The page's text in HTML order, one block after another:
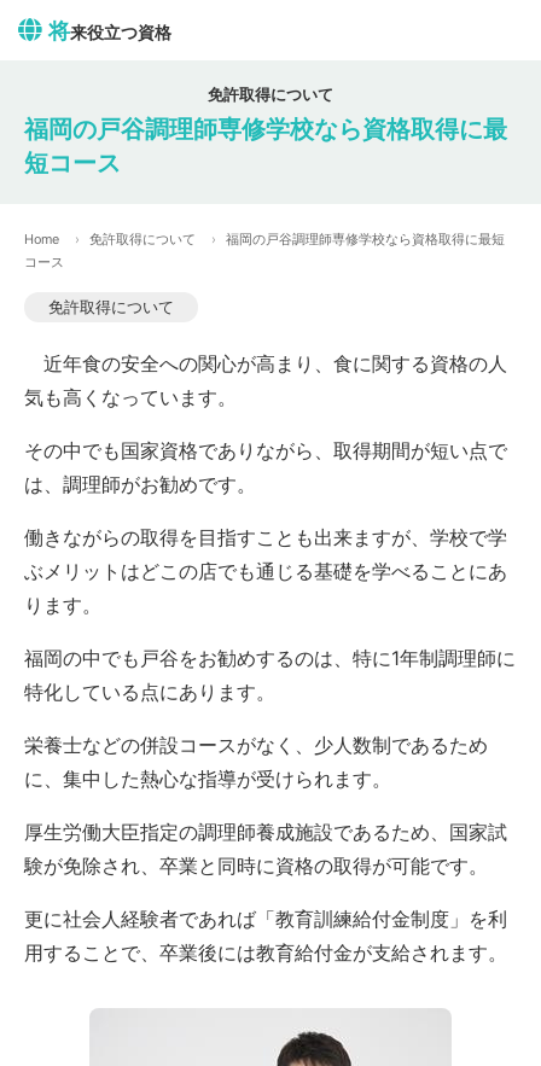
将来役立つ資格
免許取得について
福岡の戸谷調理師専修学校なら資格取得に最
短コース
Home 免許取得について
福岡の戸谷調理師専修学校なら資格取得に最短
コース
免許取得について
近年食の安全への関心が高まり、食に関する資格の人
気も高くなっています。
その中でも国家資格でありながら、取得期間が短い点で
は、調理師がお勧めです。
働きながらの取得を目指すことも出来ますが、学校で学
ぶメリットはどこの店でも通じる基礎を学べることにあ
ります。
福岡の中でも戸谷をお勧めするのは、特に1年制調理師に
特化している点にあります。
栄養士などの併設コースがなく、少人数制であるため
に、集中した熱心な指導が受けられます。
厚生労働大臣指定の調理師養成施設であるため、国家試
験が免除され、卒業と同時に資格の取得が可能です。
更に社会人経験者であれば「教育訓練給付金制度」を利
用することで、卒業後には教育給付金が支給されます。